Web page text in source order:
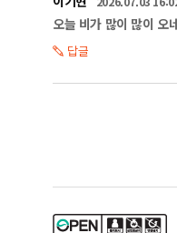
오늘 비가 많이 많이 오
답글